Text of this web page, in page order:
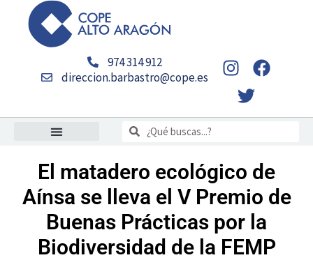
contenido
974 314 912
direccion.barbastro@cope.es
I
n
s
t
r
a
m
F
a
e
o
k
T
w
i
t
r
BuscarBuscar
El matadero ecológico de
Aínsa se lleva el V Premio de
Buenas Prácticas por la
Biodiversidad de la FEMP